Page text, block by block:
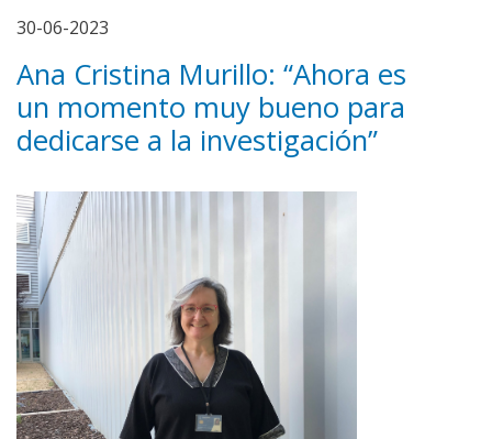
30-06-2023
Ana Cristina Murillo: “Ahora es
un momento muy bueno para
dedicarse a la investigación”